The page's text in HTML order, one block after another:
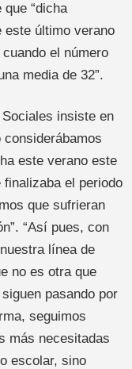
“dicha
este último verano
el número
media de 32”.
insiste en
considerábamos
este verano este
el periodo
que sufrieran
“Así pues, con
línea de
no es otra que
pasando por
seguimos
más necesitadas
escolar, sino